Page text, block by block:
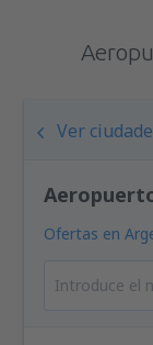
Ver
Ofertas en